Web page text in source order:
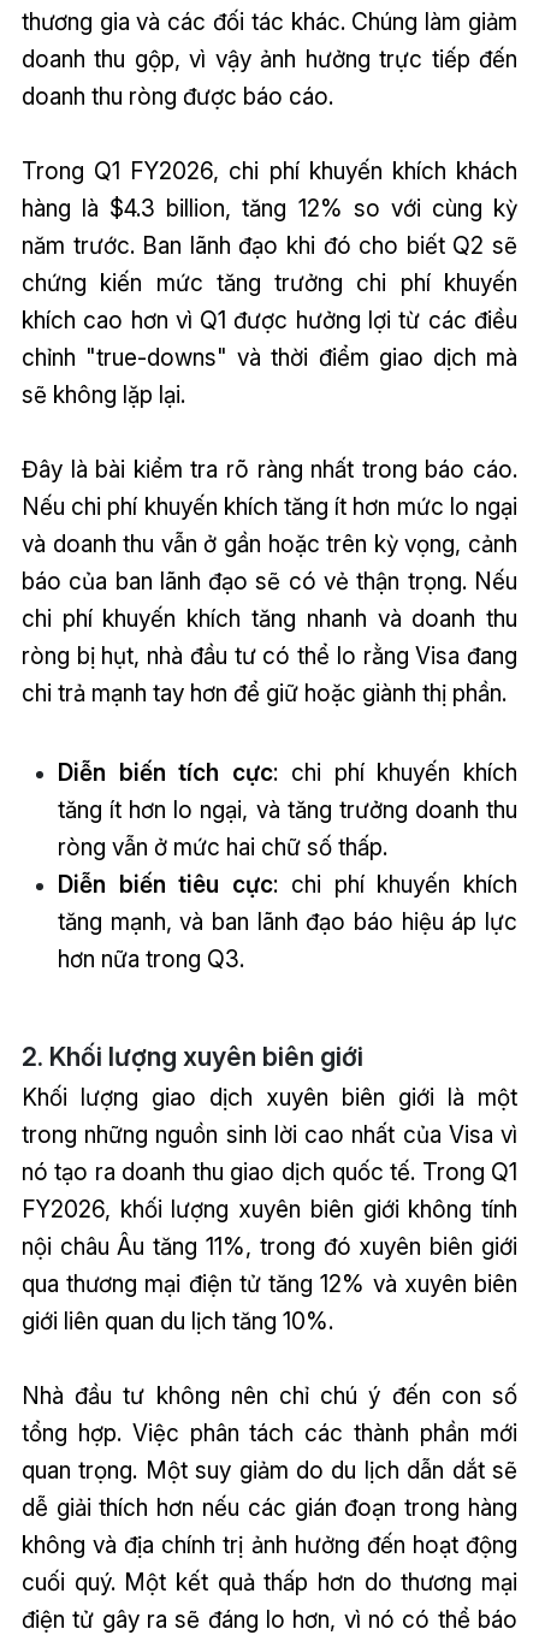
thương gia và các đối tác khác. Chúng làm giảm
doanh thu gộp, vì vậy ảnh hưởng trực tiếp đến
doanh thu ròng được báo cáo.
Trong Q1 FY2026, chi phí khuyến khích khách
hàng là $4.3 billion, tăng 12% so với cùng kỳ
năm trước. Ban lãnh đạo khi đó cho biết Q2 sẽ
chứng kiến mức tăng trưởng chi phí khuyến
khích cao hơn vì Q1 được hưởng lợi từ các điều
chỉnh "true-downs" và thời điểm giao dịch mà
sẽ không lặp lại.
Đây là bài kiểm tra rõ ràng nhất trong báo cáo.
Nếu chi phí khuyến khích tăng ít hơn mức lo ngại
và doanh thu vẫn ở gần hoặc trên kỳ vọng, cảnh
báo của ban lãnh đạo sẽ có vẻ thận trọng. Nếu
chi phí khuyến khích tăng nhanh và doanh thu
ròng bị hụt, nhà đầu tư có thể lo rằng Visa đang
chi trả mạnh tay hơn để giữ hoặc giành thị phần.
Diễn biến tích cực: chi phí khuyến khích
tăng ít hơn lo ngại, và tăng trưởng doanh thu
ròng vẫn ở mức hai chữ số thấp.
Diễn biến tiêu cực: chi phí khuyến khích
tăng mạnh, và ban lãnh đạo báo hiệu áp lực
hơn nữa trong Q3.
2. Khối lượng xuyên biên giới
Khối lượng giao dịch xuyên biên giới là một
trong những nguồn sinh lời cao nhất của Visa vì
nó tạo ra doanh thu giao dịch quốc tế. Trong Q1
FY2026, khối lượng xuyên biên giới không tính
nội châu Âu tăng 11%, trong đó xuyên biên giới
qua thương mại điện tử tăng 12% và xuyên biên
giới liên quan du lịch tăng 10%.
Nhà đầu tư không nên chỉ chú ý đến con số
tổng hợp. Việc phân tách các thành phần mới
quan trọng. Một suy giảm do du lịch dẫn dắt sẽ
dễ giải thích hơn nếu các gián đoạn trong hàng
không và địa chính trị ảnh hưởng đến hoạt động
cuối quý. Một kết quả thấp hơn do thương mại
điện tử gây ra sẽ đáng lo hơn, vì nó có thể báo